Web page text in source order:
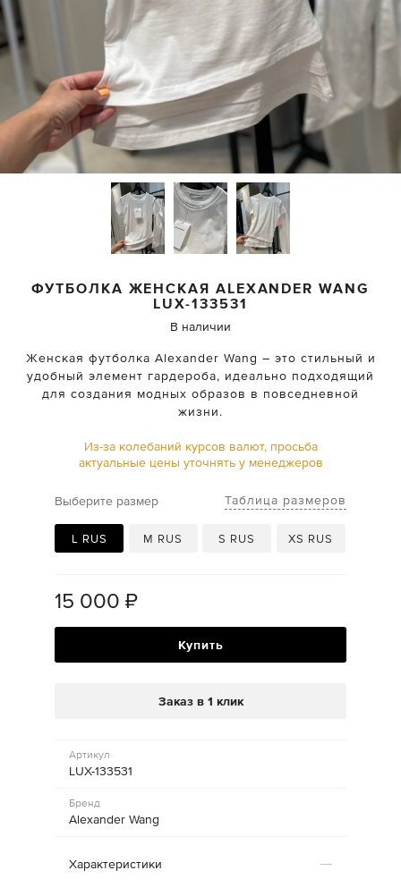
ФУТБОЛКА ЖЕНСКАЯ ALEXANDER WANG
LUX-133531
В наличии
Женская футболка Alexander Wang – это стильный и
удобный элемент гардероба, идеально подходящий
для создания модных образов в повседневной
жизни.
Из-за колебаний курсов валют, просьба
актуальные цены уточнять у менеджеров
Выберите размер Таблица размеров
L RUS M RUS S RUS XS RUS
15 000 ₽
Купить
Заказ в 1 клик
Артикул
LUX-133531
Бренд
Alexander Wang
Характеристики